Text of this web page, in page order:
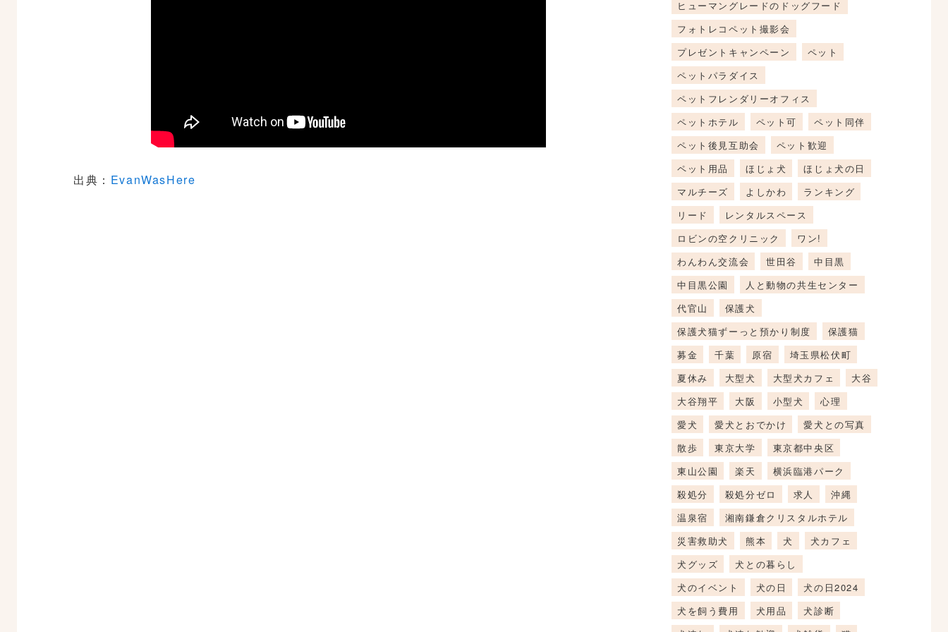
出典： EvanWasHere
ヒューマングレードのドッグフード
フォトレコペット撮影会
プレゼントキャンペーン
ペット
ペットパラダイス
ペットフレンダリーオフィス
ペットホテル
ペット可
ペット同伴
ペット後見互助会
ペット歓迎
ペット用品
ほじょ犬
ほじょ犬の日
マルチーズ
よしかわ
ランキング
リード
レンタルスペース
ロビンの空クリニック
ワン!
わんわん交流会
世田谷
中目黒
中目黒公園
人と動物の共生センター
代官山
保護犬
保護犬猫ずーっと預かり制度
保護猫
募金
千葉 原宿
埼玉県松伏町
夏休み
大型犬 大型犬カフェ
大谷
大谷翔平
大阪 小型犬
心理
愛犬
愛犬とおでかけ
愛犬との写真
散歩
東京大学
東京都中央区
東山公園
楽天
横浜臨港パーク
殺処分
殺処分ゼロ 求人
沖縄
温泉宿
湘南鎌倉クリスタルホテル
災害救助犬
熊本 犬
犬カフェ
犬グッズ
犬との暮らし
犬のイベント
犬の日
犬の日2024
犬を飼う費用
犬用品
犬診断